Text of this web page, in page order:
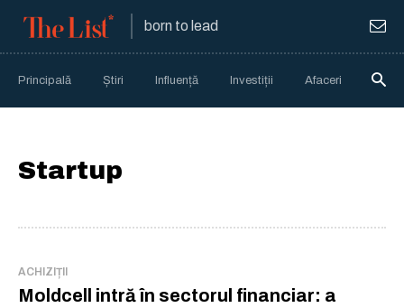
born to lead
Principală Știri Influență Investiții Afaceri
Startup
ACHIZIȚII
Moldcell intră în sectorul financiar: a